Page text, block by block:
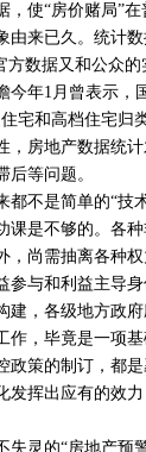
使“房价赌局”
来已久。统计
数据又和公众的
年1月曾表示，
宅和高档住宅归
，房地产数据统
等问题。
不是简单的“技
是不够的。各
尚需抽离各种权
与和利益主导身
各级地方政府
作，毕竟是一项
政策的制订，都
发挥出应有的效
灵的“房地产预